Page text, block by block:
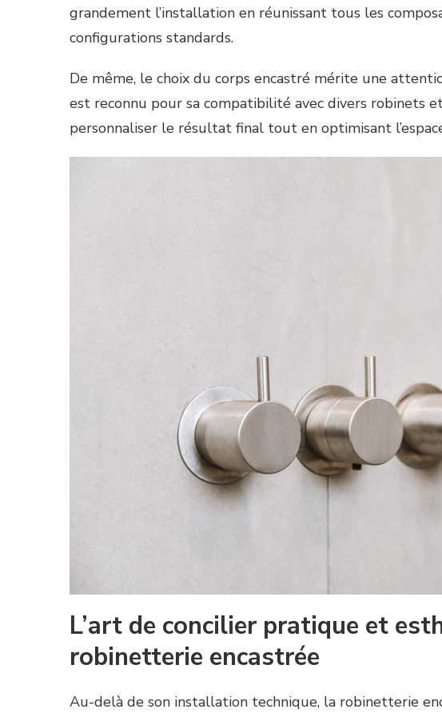
grandement l’installation en réunissant tous les
configurations standards.
De même, le choix du corps encastré mérite une
est reconnu pour sa compatibilité avec divers robinets
personnaliser le résultat final tout en optimisant
L’art de concilier pratique et
robinetterie encastrée
Au-delà de son installation technique, la robinetterie